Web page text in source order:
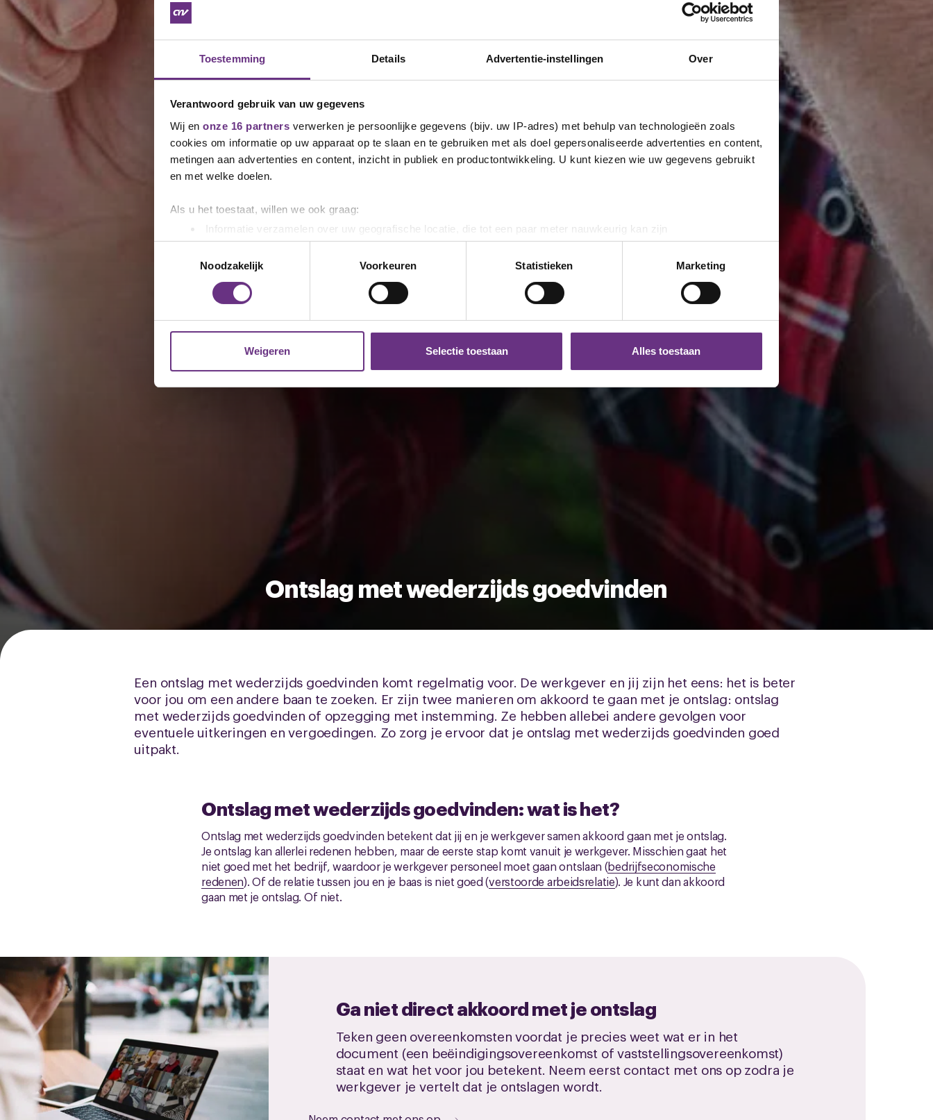
Toestemming Details Advertentie-instellingen Over
Verantwoord gebruik van uw gegevens
Wij en onze 16 partners verwerken je persoonlijke gegevens (bijv. uw IP-adres) met behulp van technologieën zoals
cookies om informatie op uw apparaat op te slaan en te gebruiken met als doel gepersonaliseerde advertenties en content,
metingen aan advertenties en content, inzicht in publiek en productontwikkeling. U kunt kiezen wie uw gegevens gebruikt
en met welke doelen.
Als u het toestaat, willen we ook graag:
Informatie verzamelen over uw geografische locatie, die tot een paar meter nauwkeurig kan zijn
Uw apparaat identificeren door het actief te scannen op specifieke eigenschappen (fingerprinting)
Lees meer over hoe uw persoonlijke gegevens worden verwerkt en stel uw voorkeuren in het
detailgedeeltein. U kunt uw
toestemming op elk moment wijzigen of intrekken in de Cookieverklaring.
websiteverkeer te analyseren. Ook delen we informatie over uw gebruik van onze site met onze partners voor social
media, adverteren en analyse. Deze partners kunnen deze gegevens combineren met andere informatie die u aan ze heeft
of door te klikken op het ronde
Noodzakelijk
Voorkeuren Statistieken Marketing
Weigeren Selectie toestaan Alles toestaan
Ontslag met wederzijds goedvinden
Een ontslag met wederzijds goedvinden komt regelmatig voor. De werkgever en jij zijn het eens: het is beter
voor jou om een andere baan te zoeken. Er zijn twee manieren om akkoord te gaan met je ontslag: ontslag
met wederzijds goedvinden of opzegging met instemming. Ze hebben allebei andere gevolgen voor
eventuele uitkeringen en vergoedingen. Zo zorg je ervoor dat je ontslag met wederzijds goedvinden goed
uitpakt.
Ontslag met wederzijds goedvinden: wat is het?
Ontslag met wederzijds goedvinden betekent dat jij en je werkgever samen akkoord gaan met je ontslag.
Je ontslag kan allerlei redenen hebben, maar de eerste stap komt vanuit je werkgever. Misschien gaat het
niet goed met het bedrijf, waardoor je werkgever personeel moet gaan ontslaan (bedrijfseconomische
redenen). Of de relatie tussen jou en je baas is niet goed (verstoorde arbeidsrelatie). Je kunt dan akkoord
gaan met je ontslag. Of niet.
Ga niet direct akkoord met je ontslag
Teken geen overeenkomsten voordat je precies weet wat er in het
document (een beëindigingsovereenkomst of vaststellingsovereenkomst)
staat en wat het voor jou betekent. Neem eerst contact met ons op zodra je
werkgever je vertelt dat je ontslagen wordt.